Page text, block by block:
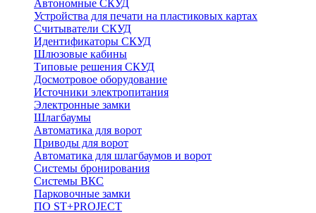
Автономные СКУД
Устройства для печати на пластиковых картах
Считыватели СКУД
Идентификаторы СКУД
Шлюзовые кабины
Типовые решения СКУД
Досмотровое оборудование
Источники электропитания
Электронные замки
Шлагбаумы
Автоматика для ворот
Приводы для ворот
Автоматика для шлагбаумов и ворот
Системы бронирования
Системы ВКС
Парковочные замки
ПО ST+PROJECT